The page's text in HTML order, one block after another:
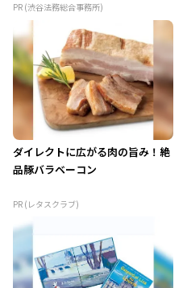
PR (渋谷法務総合事務所)
ダイレクトに広がる肉の旨み！絶
品豚バラベーコン
PR (レタスクラブ)